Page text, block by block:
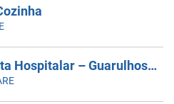
Nutricionista Hospitalar – Guarulhos/SP